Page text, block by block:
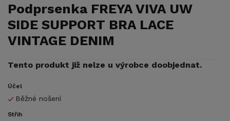
Podprsenka FREYA VIVA UW
SIDE SUPPORT BRA LACE
VINTAGE DENIM
Tento produkt již nelze u výrobce doobjednat.
Účel
Běžné nošení
Střih